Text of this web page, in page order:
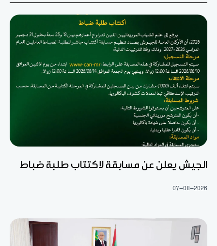
الجيش يعلن عن مسابقة لاكتتاب طلبة ضباط
07-08-2026